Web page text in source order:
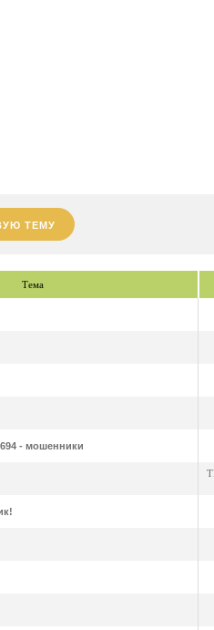
ТЕМУ
Тема
- мошенники